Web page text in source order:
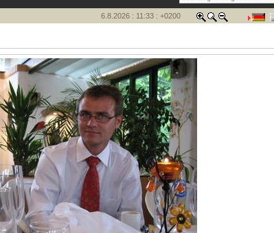
6.8.2026 : 11:33 : +0200